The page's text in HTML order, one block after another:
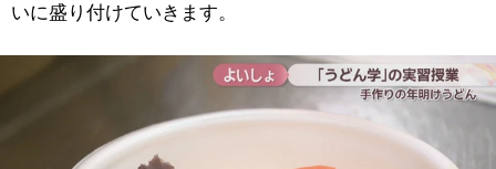
いに盛り付けていきます。